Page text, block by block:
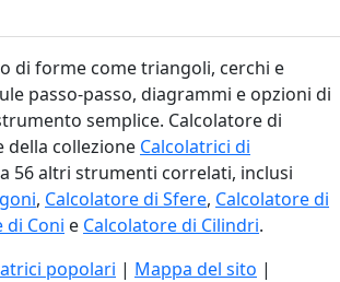
di forme come triangoli, cerchi e
passo-passo, diagrammi e opzioni di
semplice. Calcolatore di
della collezione Calcolatrici di
56 altri strumenti correlati, inclusi
, Calcolatore di Sfere, Calcolatore di
di Coni e Calcolatore di Cilindri.
popolari | Mappa del sito |